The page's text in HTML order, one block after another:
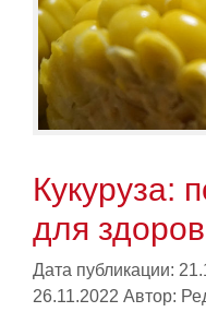
Кукуруза:
для
Дата публикации:
26.11.2022 Автор: